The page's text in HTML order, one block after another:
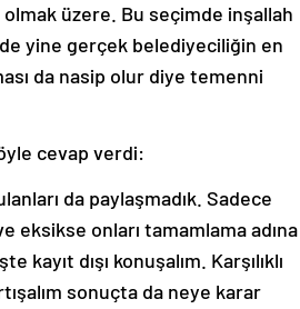
üzere. Bu seçimde inşallah
yine gerçek belediyeciliğin en
da nasip olur diye temenni
cevap verdi:
da paylaşmadık. Sadece
eksikse onları tamamlama adına
dışı konuşalım. Karşılıklı
sonuçta da neye karar